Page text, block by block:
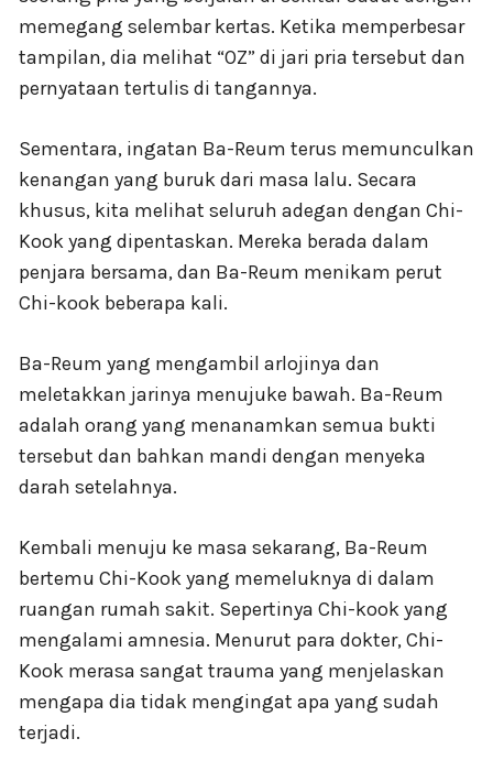
memegang selembar kertas. Ketika memperbesar
tampilan, dia melihat “OZ” di jari pria tersebut dan
pernyataan tertulis di tangannya.
Sementara, ingatan Ba-Reum terus memunculkan
kenangan yang buruk dari masa lalu. Secara
khusus, kita melihat seluruh adegan dengan Chi-
Kook yang dipentaskan. Mereka berada dalam
penjara bersama, dan Ba-Reum menikam perut
Chi-kook beberapa kali.
Ba-Reum yang mengambil arlojinya dan
meletakkan jarinya menujuke bawah. Ba-Reum
adalah orang yang menanamkan semua bukti
tersebut dan bahkan mandi dengan menyeka
darah setelahnya.
Kembali menuju ke masa sekarang, Ba-Reum
bertemu Chi-Kook yang memeluknya di dalam
ruangan rumah sakit. Sepertinya Chi-kook yang
mengalami amnesia. Menurut para dokter, Chi-
Kook merasa sangat trauma yang menjelaskan
mengapa dia tidak mengingat apa yang sudah
terjadi.